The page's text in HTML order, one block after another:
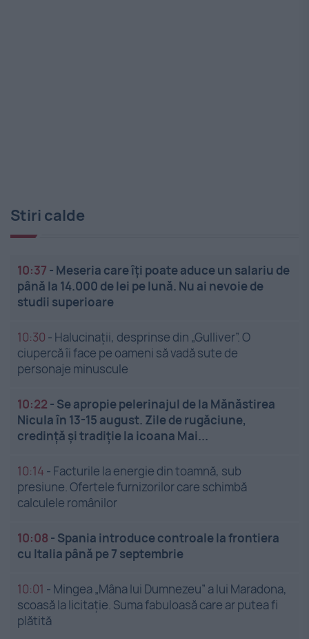
Stiri calde
10:37 - Meseria care îți poate aduce un salariu de
până la 14.000 de lei pe lună. Nu ai nevoie de
studii superioare
10:30 - Halucinații, desprinse din „Gulliver”. O
ciupercă îi face pe oameni să vadă sute de
personaje minuscule
10:22 - Se apropie pelerinajul de la Mănăstirea
Nicula în 13-15 august. Zile de rugăciune,
credință și tradiție la icoana Mai...
10:14 - Facturile la energie din toamnă, sub
presiune. Ofertele furnizorilor care schimbă
calculele românilor
10:08 - Spania introduce controale la frontiera
cu Italia până pe 7 septembrie
10:01 - Mingea „Mâna lui Dumnezeu” a lui Maradona,
scoasă la licitație. Suma fabuloasă care ar putea fi
plătită